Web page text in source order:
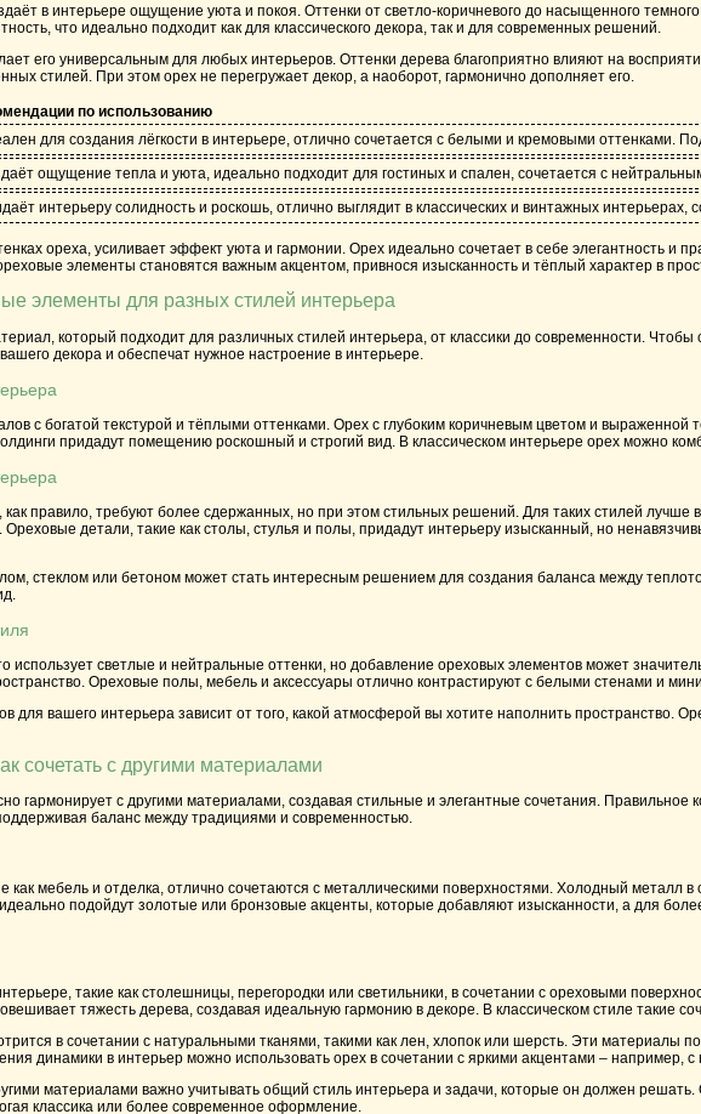
в интерьере ощущение уюта и покоя. Оттенки от светло-коричневого до насыщенного
что идеально подходит как для классического декора, так и для современных решений.
его универсальным для любых интерьеров. Оттенки дерева благоприятно влияют на
стилей. При этом орех не перегружает декор, а наоборот, гармонично дополняет его.
по использованию
для создания лёгкости в интерьере, отлично сочетается с белыми и кремовыми оттенками.
ощущение тепла и уюта, идеально подходит для гостиных и спален, сочетается с
интерьеру солидность и роскошь, отлично выглядит в классических и винтажных
ореха, усиливает эффект уюта и гармонии. Орех идеально сочетает в себе элегантность и
элементы становятся важным акцентом, привнося изысканность и тёплый характер в
элементы для разных стилей интерьера
который подходит для различных стилей интерьера, от классики до современности.
декора и обеспечат нужное настроение в интерьере.
с богатой текстурой и тёплыми оттенками. Орех с глубоким коричневым цветом и
придадут помещению роскошный и строгий вид. В классическом интерьере орех можно
правило, требуют более сдержанных, но при этом стильных решений. Для таких стилей
Ореховые детали, такие как столы, стулья и полы, придадут интерьеру изысканный, но
стеклом или бетоном может стать интересным решением для создания баланса между
использует светлые и нейтральные оттенки, но добавление ореховых элементов может
Ореховые полы, мебель и аксессуары отлично контрастируют с белыми стенами и
для вашего интерьера зависит от того, какой атмосферой вы хотите наполнить пространство.
сочетать с другими материалами
гармонирует с другими материалами, создавая стильные и элегантные сочетания.
баланс между традициями и современностью.
как мебель и отделка, отлично сочетаются с металлическими поверхностями. Холодный металл
идеально подойдут золотые или бронзовые акценты, которые добавляют изысканности, а для
такие как столешницы, перегородки или светильники, в сочетании с ореховыми
тяжесть дерева, создавая идеальную гармонию в декоре. В классическом стиле такие
в сочетании с натуральными тканями, такими как лен, хлопок или шерсть. Эти
динамики в интерьер можно использовать орех в сочетании с яркими акцентами – например,
материалами важно учитывать общий стиль интерьера и задачи, которые он должен
классика или более современное оформление.